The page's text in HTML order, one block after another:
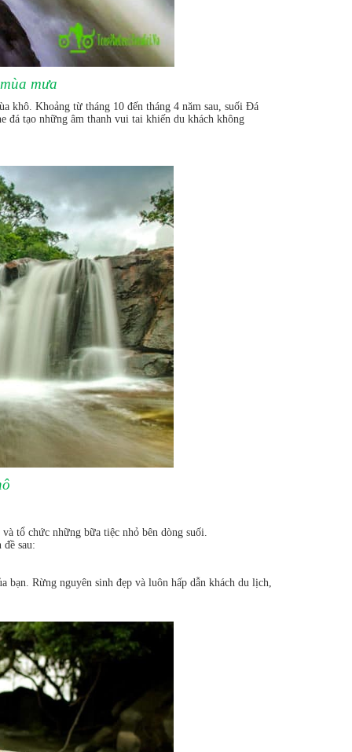
mưa
khô. Khoảng từ tháng 10 đến tháng 4 năm sau, suối Đá
đá tạo những âm thanh vui tai khiến du khách không
tổ chức những bữa tiệc nhỏ bên dòng suối.
sau:
Rừng nguyên sinh đẹp và luôn hấp dẫn khách du lịch,